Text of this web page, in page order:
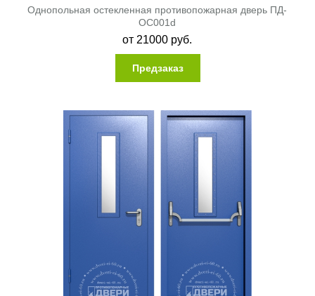
Однопольная остекленная противопожарная дверь ПД-
ОС001d
от 21000 руб.
Предзаказ